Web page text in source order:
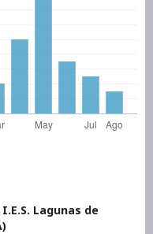
I.E.S. Lagunas de